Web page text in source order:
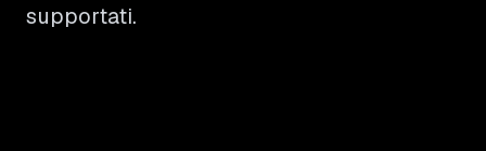
supportati.